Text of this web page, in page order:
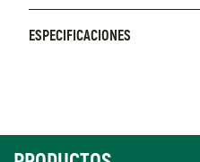
ESPECIFICACIONES